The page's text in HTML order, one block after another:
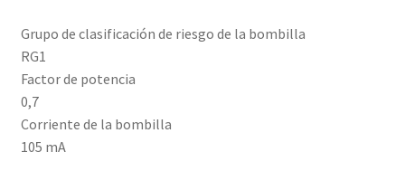
Grupo de clasificación de riesgo de la bombilla
RG1
Factor de potencia
0,7
Corriente de la bombilla
105 mA